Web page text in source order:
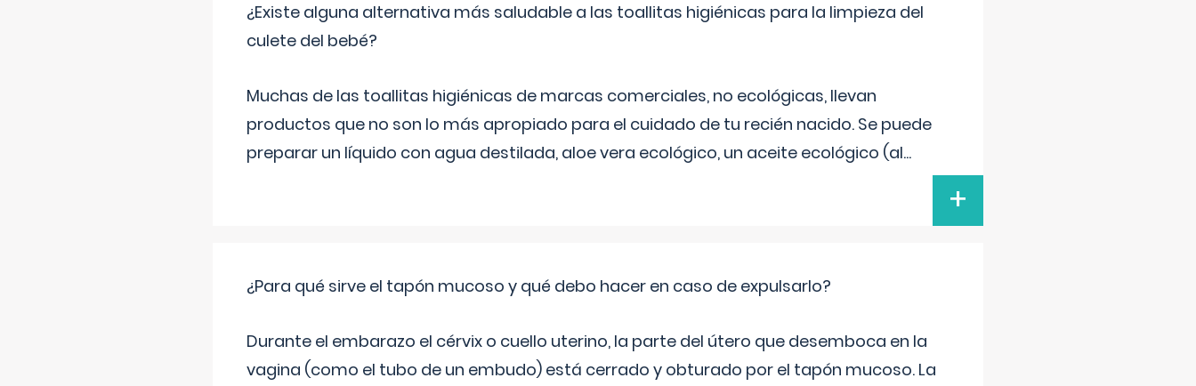
¿Existe alguna alternativa más saludable a las toallitas higiénicas para la limpieza del
culete del bebé?
Muchas de las toallitas higiénicas de marcas comerciales, no ecológicas, llevan
productos que no son lo más apropiado para el cuidado de tu recién nacido. Se puede
preparar un líquido con agua destilada, aloe vera ecológico, un aceite ecológico (al...
+
¿Para qué sirve el tapón mucoso y qué debo hacer en caso de expulsarlo?
Durante el embarazo el cérvix o cuello uterino, la parte del útero que desemboca en la
vagina (como el tubo de un embudo) está cerrado y obturado por el tapón mucoso. La